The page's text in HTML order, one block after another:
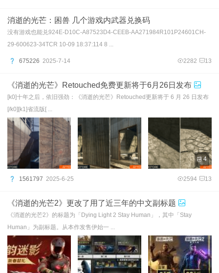
消逝的光芒：困兽 几个游戏内武器兑换码
没有游戏也能兑924E-D10C-A87523D4-CEEB-AA271984R101P24601CH-
29-600623-34TCR 10-09 18:37:114 8 ...
675226 2025-7-14 2282 13
《消逝的光芒》Retouched免费更新将于6月26日发布
[k0]十年之后，依旧强劲：《消逝的光芒》Retouched更新将于 6 月 26 日发布​​
[/k0][k1]​​省流版[ ...
4
1561797 2025-6-25 2594 13
《消逝的光芒2》更改了用了近三年的中文副标题
《消逝的光芒2》的标题为「Dying Light 2 Stay Human」，其中「Stay
Human」为副标题。从本作发售伊始一 ...